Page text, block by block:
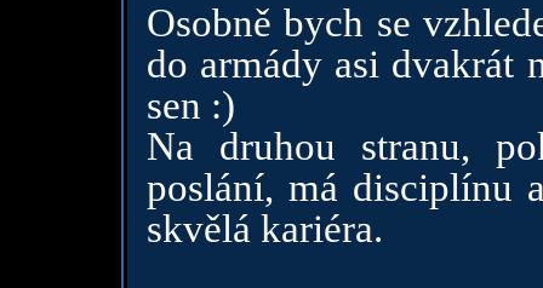
Osobně bych se
do armády asi
sen :)
Na druhou stranu,
poslání, má disciplínu
skvělá kariéra.